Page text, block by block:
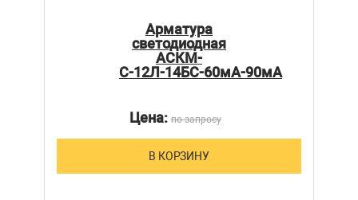
Арматура
светодиодная
АСКМ-
С-12Л-14БС-60мА-90мА
Цена:по запросу
В КОРЗИНУ